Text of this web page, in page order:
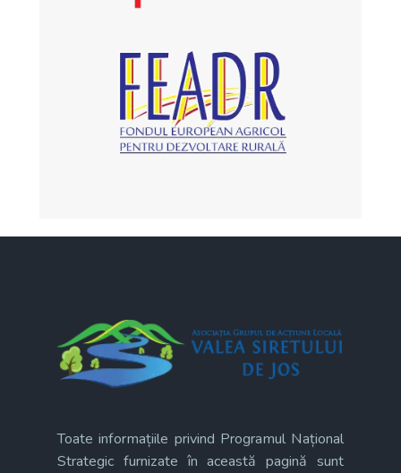
Toate informațiile privind Programul Național
Strategic furnizate în această pagină sunt